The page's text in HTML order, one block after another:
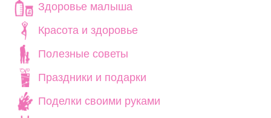
Здоровье малыша
Красота и здоровье
Полезные советы
Праздники и подарки
Поделки своими руками